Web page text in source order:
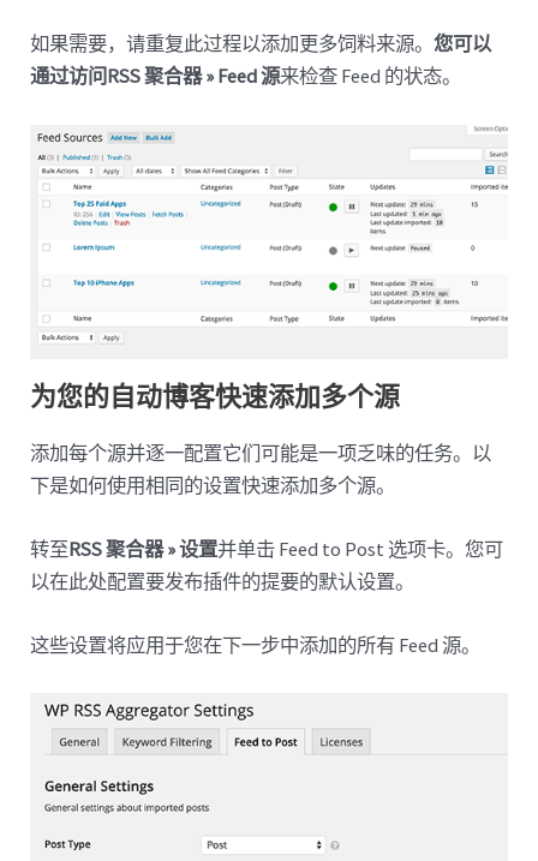
如果需要，请重复此过程以添加更多饲料来源。您可以
通过访问RSS 聚合器 » Feed 源来检查 Feed 的状态。
为您的自动博客快速添加多个源
添加每个源并逐一配置它们可能是一项乏味的任务。以
下是如何使用相同的设置快速添加多个源。
转至RSS 聚合器 » 设置并单击 Feed to Post 选项卡。您可
以在此处配置要发布插件的提要的默认设置。
这些设置将应用于您在下一步中添加的所有 Feed 源。